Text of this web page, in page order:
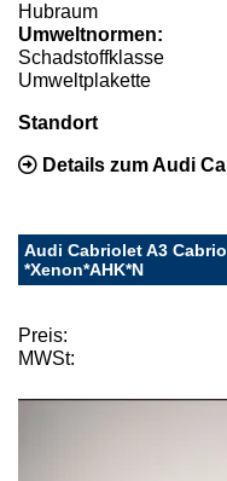
Hubraum
Umweltnormen:
Schadstoffklasse
Umweltplakette
Standort
Details zum Audi
Audi Cabriolet A3
*Xenon*AHK*N
Preis:
MWSt: